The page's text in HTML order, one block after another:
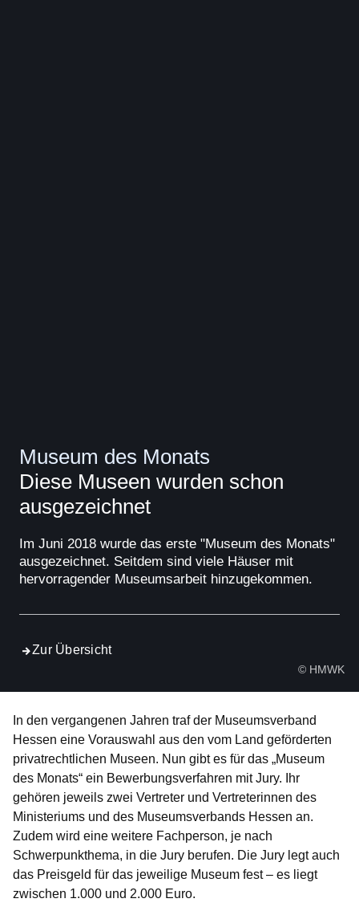
© HMWK
Museum des Monats
Diese Museen wurden schon
ausgezeichnet
Im Juni 2018 wurde das erste "Museum des Monats"
ausgezeichnet. Seitdem sind viele Häuser mit
hervorragender Museumsarbeit hinzugekommen.
Zur Übersicht
In den vergangenen Jahren traf der Museumsverband
Hessen eine Vorauswahl aus den vom Land geförderten
privatrechtlichen Museen. Nun gibt es für das „Museum
des Monats“ ein Bewerbungsverfahren mit Jury. Ihr
gehören jeweils zwei Vertreter und Vertreterinnen des
Ministeriums und des Museumsverbands Hessen an.
Zudem wird eine weitere Fachperson, je nach
Schwerpunkthema, in die Jury berufen. Die Jury legt auch
das Preisgeld für das jeweilige Museum fest – es liegt
zwischen 1.000 und 2.000 Euro.